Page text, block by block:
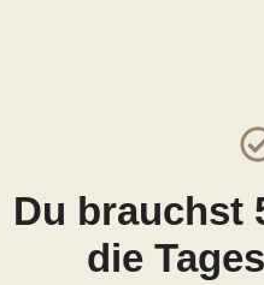
Du brauchst
die